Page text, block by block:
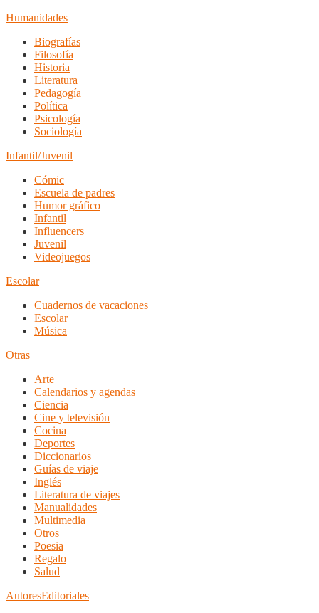
Humanidades
Biografías
Filosofía
Historia
Literatura
Pedagogía
Política
Psicología
Sociología
Infantil/Juvenil
Cómic
Escuela de padres
Humor gráfico
Infantil
Influencers
Juvenil
Videojuegos
Escolar
Cuadernos de vacaciones
Escolar
Música
Otras
Arte
Calendarios y agendas
Ciencia
Cine y televisión
Cocina
Deportes
Diccionarios
Guías de viaje
Inglés
Literatura de viajes
Manualidades
Multimedia
Otros
Poesia
Regalo
Salud
AutoresEditoriales